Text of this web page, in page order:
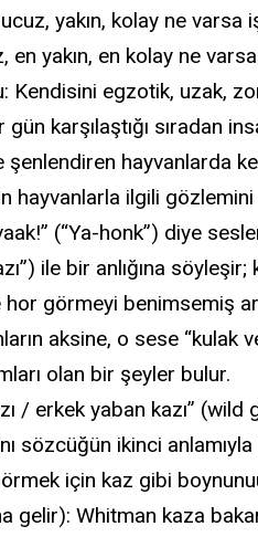
yakın, kolay ne varsa
en yakın, en kolay ne
Kendisini egzotik, uzak,
karşılaştığı sıradan
şenlendiren hayvanlarda
hayvanlarla ilgili
(“Ya-honk”) diye
ile bir anlığına
görmeyi benimsemiş
aksine, o sese “kulak
olan bir şeyler bulur.
/ erkek yaban kazı” (wild
sözcüğün ikinci anlamıyla
için kaz gibi
gelir): Whitman kaza